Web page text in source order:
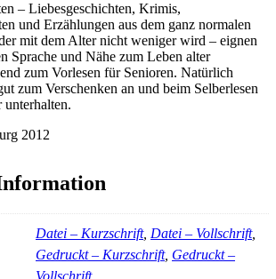
– Liebesgeschichten, Krimis,
und Erzählungen aus dem ganz normalen
mit dem Alter nicht weniger wird – eignen
Sprache und Nähe zum Leben alter
zum Vorlesen für Senioren. Natürlich
zum Verschenken an und beim Selberlesen
2012
Datei – Kurzschrift, Datei – Vollschrift,
Gedruckt – Kurzschrift, Gedruckt –